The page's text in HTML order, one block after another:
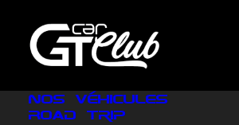
Nos véhicules
Road Trip